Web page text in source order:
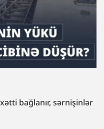
bağlanır, sərnişinlər